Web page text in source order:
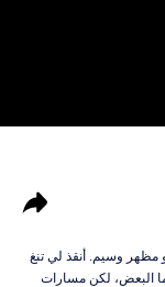
مظهر وسيم. أنقذ لي تنغ
البعض، لكن مسارات